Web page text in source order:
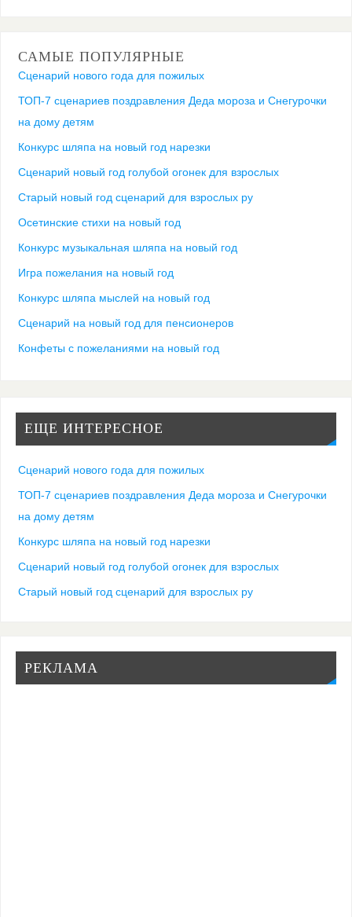
САМЫЕ ПОПУЛЯРНЫЕ
Сценарий нового года для пожилых
ТОП-7 сценариев поздравления Деда мороза и Снегурочки
на дому детям
Конкурс шляпа на новый год нарезки
Сценарий новый год голубой огонек для взрослых
Старый новый год сценарий для взрослых ру
Осетинские стихи на новый год
Конкурс музыкальная шляпа на новый год
Игра пожелания на новый год
Конкурс шляпа мыслей на новый год
Сценарий на новый год для пенсионеров
Конфеты с пожеланиями на новый год
ЕЩЕ ИНТЕРЕСНОЕ
Сценарий нового года для пожилых
ТОП-7 сценариев поздравления Деда мороза и Снегурочки
на дому детям
Конкурс шляпа на новый год нарезки
Сценарий новый год голубой огонек для взрослых
Старый новый год сценарий для взрослых ру
РЕКЛАМА